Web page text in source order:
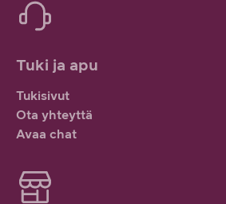
Tuki ja apu
Tukisivut
Ota yhteyttä
Avaa chat